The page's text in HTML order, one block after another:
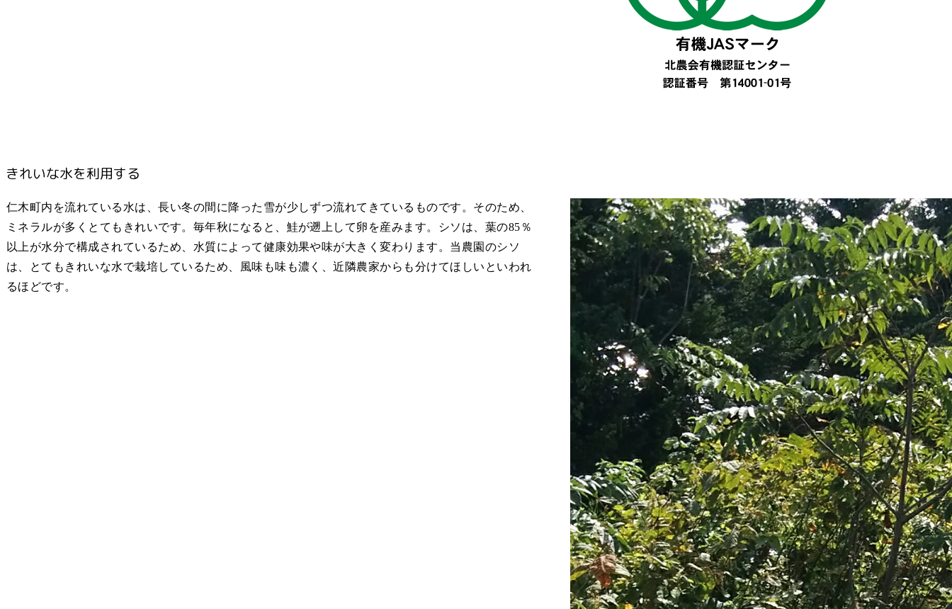
きれいな水を利用する
仁木町内を流れている水は、長い冬の間に降った雪が少しずつ流れてきているものです。そのため、
ミネラルが多くとてもきれいです。毎年秋になると、鮭が遡上して卵を産みます。シソは、葉の85％
以上が水分で構成されているため、水質によって健康効果や味が大きく変わります。当農園のシソ
は、とてもきれいな水で栽培しているため、風味も味も濃く、近隣農家からも分けてほしいといわれ
るほどです。